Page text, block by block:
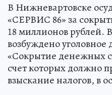
В Нижневартовске
«СЕРВИС 86» за
18 миллионов
возбуждено уголовное
«Сокрытие денежных
счет которых должно
взыскание налогов, в